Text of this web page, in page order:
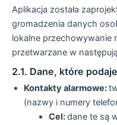
Aplikacja została
gromadzenia danych
lokalne przechowywanie
przetwarzane w
2.1. Dane, które
Kontakty alarmowe:
(nazwy i numery
Cel:dane te są